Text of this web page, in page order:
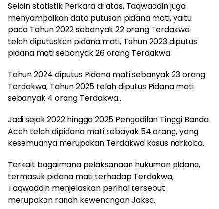
Selain statistik Perkara di atas, Taqwaddin juga
menyampaikan data putusan pidana mati, yaitu
pada Tahun 2022 sebanyak 22 orang Terdakwa
telah diputuskan pidana mati, Tahun 2023 diputus
pidana mati sebanyak 26 orang Terdakwa.
Tahun 2024 diputus Pidana mati sebanyak 23 orang
Terdakwa, Tahun 2025 telah diputus Pidana mati
sebanyak 4 orang Terdakwa..
Jadi sejak 2022 hingga 2025 Pengadilan Tinggi Banda
Aceh telah dipidana mati sebayak 54 orang, yang
kesemuanya merupakan Terdakwa kasus narkoba.
Terkait bagaimana pelaksanaan hukuman pidana,
termasuk pidana mati terhadap Terdakwa,
Taqwaddin menjelaskan perihal tersebut
merupakan ranah kewenangan Jaksa.